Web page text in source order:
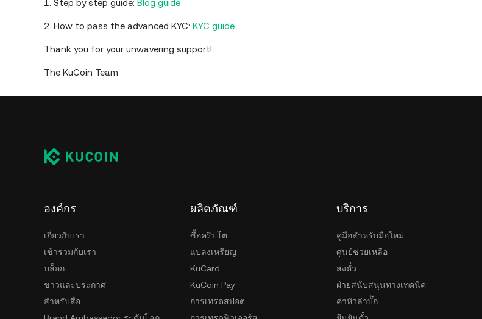
1. Step by step guide: Blog guide
2. How to pass the advanced KYC: KYC guide
Thank you for your unwavering support!
The KuCoin Team
องค์กร
เกี่ยวกับเรา
เข้าร่วมกับเรา
บล็อก
ข่าวและประกาศ
สำหรับสื่อ
ผลิตภัณฑ์
ซื้อคริปโต
แปลงเหรียญ
KuCard
KuCoin Pay
การเทรดสปอต
บริการ
คู่มือสำหรับมือใหม่
ศูนย์ช่วยเหลือ
ส่งตั๋ว
ฝ่ายสนับสนุนทางเทคนิค
ค่าหัวล่าบั๊ก